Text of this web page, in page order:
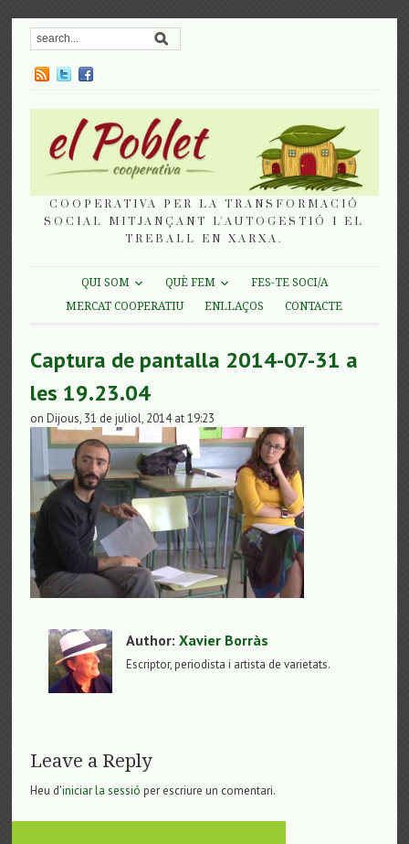
COOPERATIVA PER LA TRANSFORMACIÓ
SOCIAL MITJANÇANT L'AUTOGESTIÓ I EL
TREBALL EN XARXA.
QUI SOM QUÈ FEM
FES-TE SOCI/A
MERCAT COOPERATIU
ENLLAÇOS CONTACTE
Captura de pantalla 2014-07-31 a
les 19.23.04
on Dijous, 31 de juliol, 2014 at 19:23
Author:Xavier Borràs
Escriptor, periodista i artista de varietats.
Leave a Reply
Heu d'iniciar la sessió per escriure un comentari.